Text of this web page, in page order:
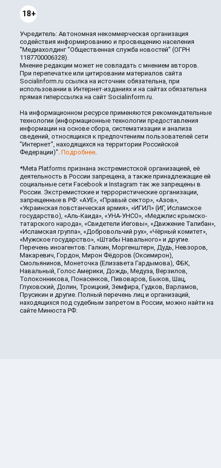
18+
Учредитель: Автономная некоммерческая организация
содействия информированию и просвещению населения
"Медиахолдинг "Общественная служба новостей" (ОГРН
1187700006328).
Мнение редакции может не совпадать с мнением авторов.
При перепечатке или цитировании материалов сайта
Socialinform.ru ссылка на источник обязательна, при
использовании в Интернет-изданиях и на сайтах обязательна
прямая гиперссылка на сайт Socialinform.ru.
На информационном ресурсе применяются рекомендательные
технологии (информационные технологии предоставления
информации на основе сбора, систематизации и анализа
сведений, относящихся к предпочтениям пользователей сети
"Интернет", находящихся на территории Российской
Федерации)". Подробнее.
*Meta Platforms признана экстремистской организацией, её
деятельность в России запрещена, а также принадлежащие ей
социальные сети Facebook и Instagram так же запрещены в
России. Экстремистские и террористические организации,
запрещенные в РФ: «АУЕ», «Правый сектор», «Азов»,
«Украинская повстанческая армия», «ИГИЛ» (ИГ, Исламское
государство), «Аль-Каида», «УНА-УНСО», «Меджлис крымско-
татарского народа», «Свидетели Иеговы», «Движение Талибан»,
«Исламская группа», «Добровольчий рух», «Чёрный комитет»,
«Мужское государство», «Штабы Навального» и другие.
Перечень иноагентов: Галкин, Моргенштерн, Дудь, Невзоров,
Макаревич, Гордон, Мирон Фёдоров (Оксимирон),
Смольянинов, Монеточка (Елизавета Гардымова), ФБК,
Навальный, Голос Америки, Дождь, Медуза, Верзилов,
Толоконникова, Понасенков, Пивоваров, Быков, Шац,
Глуховский, Долин, Троицкий, Земфира, Гудков, Варламов,
Прусикин и другие. Полный перечень лиц и организаций,
находящихся под судебным запретом в России, можно найти на
сайте Минюста РФ.